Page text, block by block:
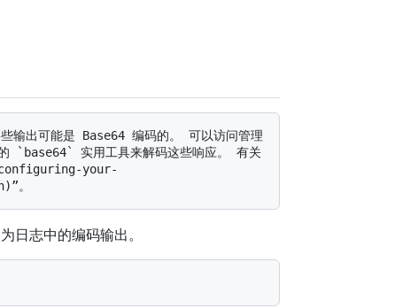
实用工具来解码这些响应。 有关
configuring-your-
日志中的编码输出。